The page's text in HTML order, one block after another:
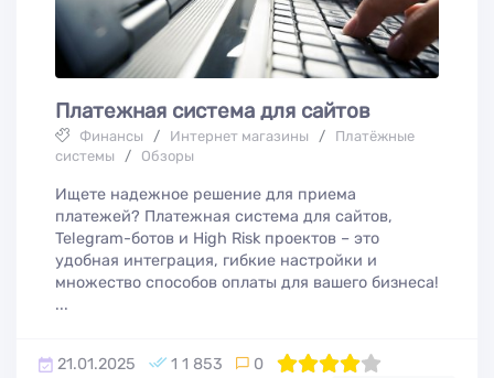
Платежная система для сайтов
Финансы / Интернет магазины /
Платёжные
системы
/ Обзоры
Ищете надежное решение для приема
платежей? Платежная система для сайтов,
Telegram-ботов и High Risk проектов – это
удобная интеграция, гибкие настройки и
множество способов оплаты для вашего бизнеса!
...
21.01.2025 1 1 853 0 80
1 2 3 4 5